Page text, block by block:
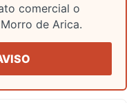
comercial o
de Arica.